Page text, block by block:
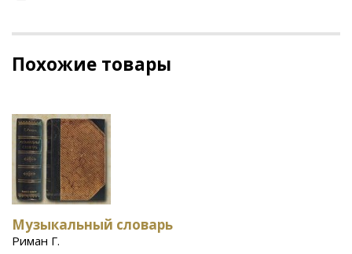
Похожие товары
Музыкальный словарь
Риман Г.